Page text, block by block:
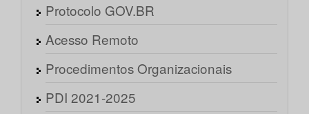
Protocolo GOV.BR
Acesso Remoto
Procedimentos Organizacionais
PDI 2021-2025